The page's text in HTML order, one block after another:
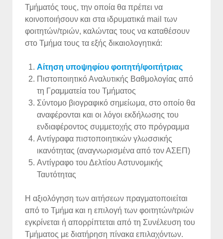
Τμήματός τους, την οποία θα πρέπει να
κοινοποιήσουν και στα ιδρυματικά mail των
φοιτητών/τριών, καλώντας τους να καταθέσουν
στο Τμήμα τους τα εξής δικαιολογητικά:
Αίτηση υποψηφίου φοιτητή/φοιτήτριας
Πιστοποιητικό Αναλυτικής Βαθμολογίας από
τη Γραμματεία του Τμήματος
Σύντομο βιογραφικό σημείωμα, στο οποίο θα
αναφέρονται και οι λόγοι εκδήλωσης του
ενδιαφέροντος συμμετοχής στο πρόγραμμα
Αντίγραφα πιστοποιητικών γλωσσικής
ικανότητας (αναγνωρισμένα από τον ΑΣΕΠ)
Αντίγραφο του Δελτίου Αστυνομικής
Ταυτότητας
H αξιολόγηση των αιτήσεων πραγματοποιείται
από το Τμήμα και η επιλογή των φοιτητών/τριών
εγκρίνεται ή απορρίπτεται από τη Συνέλευση του
Τμήματος με διατήρηση πίνακα επιλαχόντων.